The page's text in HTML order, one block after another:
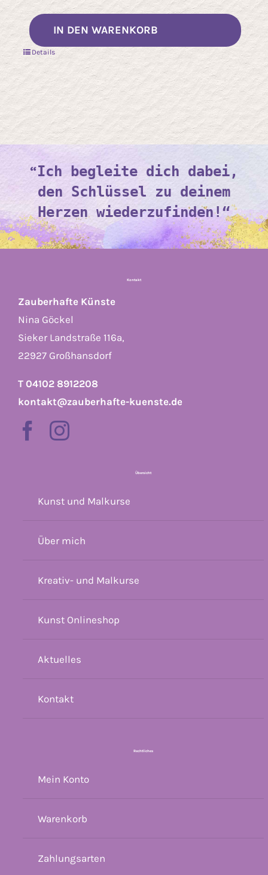
IN DEN WARENKORB
Details
“Ich begleite dich dabei,
den Schlüssel zu deinem
Herzen wiederzufinden!“
Kontakt
Zauberhafte Künste
Nina Göckel
Sieker Landstraße 116a,
22927 Großhansdorf
T 04102 8912208
kontakt@zauberhafte-kuenste.de
Übersicht
Kunst und Malkurse
Über mich
Kreativ- und Malkurse
Kunst Onlineshop
Aktuelles
Kontakt
Rechtliches
Mein Konto
Warenkorb
Zahlungsarten